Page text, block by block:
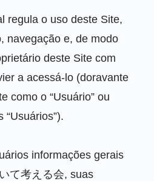
regula o uso deste Site,
navegação e, de modo
deste Site com
a acessá-lo (doravante
como o “Usuário” ou
informações gerais
て考える会, suas